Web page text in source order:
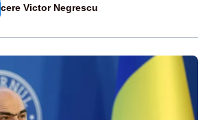
cere Victor Negrescu